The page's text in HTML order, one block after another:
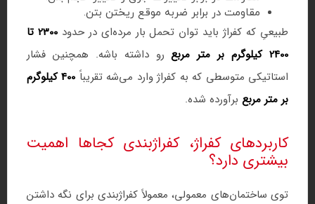
مقاومت در برابر ضربه موقع ریختن بتن.
طبیعیِ که کفراژ باید توان تحمل بار مرده‌ای در حدود
2300 تا
2400 کیلوگرم بر متر مربع
رو داشته باشه. همچنین فشار
استاتیکی متوسطی که به کفراژ وارد می‌شه تقریباً
400 کیلوگرم
بر متر مربع برآورده شده.
کاربردهای کفراژ، کفراژبندی کجاها اهمیت
بیشتری دارد؟
توی ساختمان‌های معمولی، معمولاً کفراژبندی برای نگه داشتن